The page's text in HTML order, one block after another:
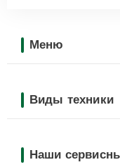
Меню
Виды техники
Наши